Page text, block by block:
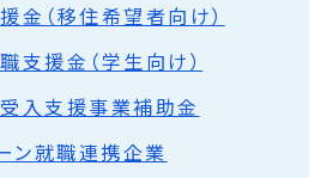
金（移住希望者向け）
支援金（学生向け）
入支援事業補助金
ン就職連携企業